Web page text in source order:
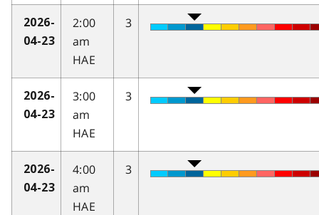
2026-
04-23
2:00
am
HAE
3
2026-
04-23
3:00
am
HAE
3
2026-
04-23
4:00
am
HAE
3